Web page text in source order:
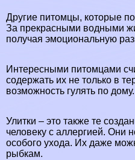
Другие питомцы, которые
За прекрасными водными
получая эмоциональную
Интересными питомцами
содержать их не только в
возможность гулять по дому.
Улитки – это также те
человеку с аллергией. Они
особого ухода. Их даже
рыбкам.